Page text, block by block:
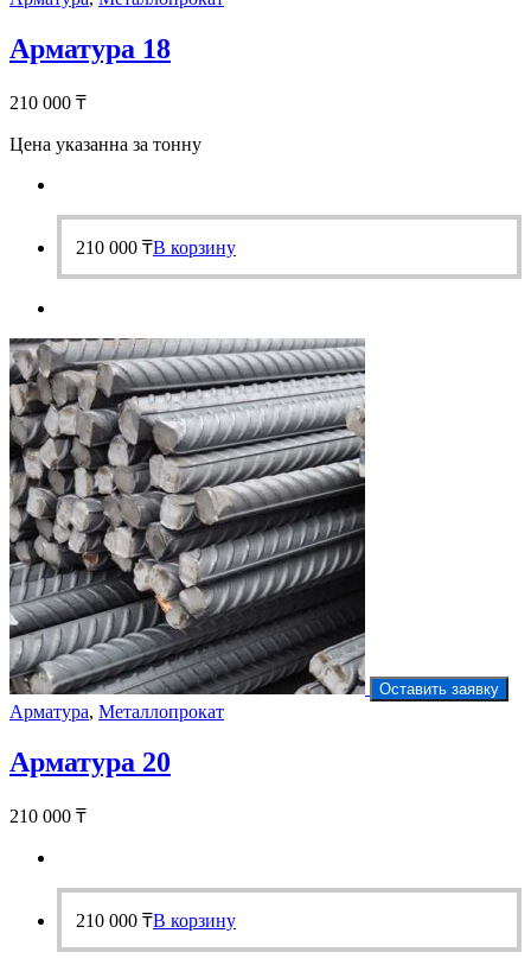
Арматура 18
210 000 ₸
Цена указанна за тонну
210 000 ₸В корзину
Оставить заявку
Арматура, Металлопрокат
Арматура 20
210 000 ₸
210 000 ₸В корзину